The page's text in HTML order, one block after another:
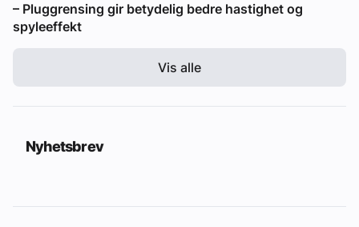
– Pluggrensing gir betydelig bedre hastighet og
spyleeffekt
Vis alle
Nyhetsbrev